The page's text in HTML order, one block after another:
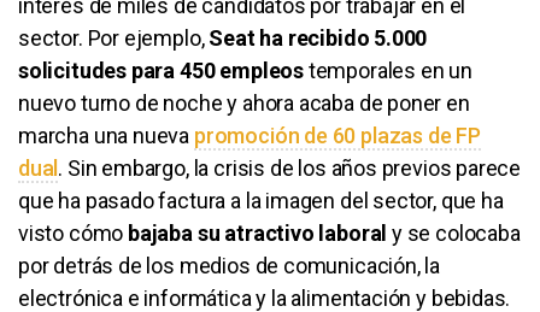
sector. Por ejemplo,Seat ha recibido 5.000
solicitudes para 450 empleostemporales en un
nuevo turno de noche y ahora acaba de poner en
marcha una nueva promoción de 60 plazas de FP
dual. Sin embargo, la crisis de los años previos parece
que ha pasado factura a la imagen del sector, que ha
visto cómo bajaba su atractivo laboral y se colocaba
por detrás de los medios de comunicación, la
electrónica e informática y la alimentación y bebidas.